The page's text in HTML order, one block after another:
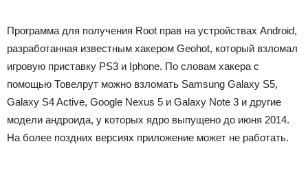
Программа для получения Root прав на устройствах Android,
разработанная известным хакером Geohot, который взломал
игровую приставку PS3 и Iphone. По словам хакера с
помощью Товелрут можно взломать Samsung Galaxy S5,
Galaxy S4 Active, Google Nexus 5 и Galaxy Note 3 и другие
модели андроида, у которых ядро выпущено до июня 2014.
На более поздних версиях приложение может не работать.